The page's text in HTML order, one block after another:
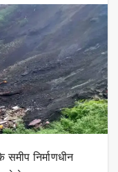
निर्माणधीन